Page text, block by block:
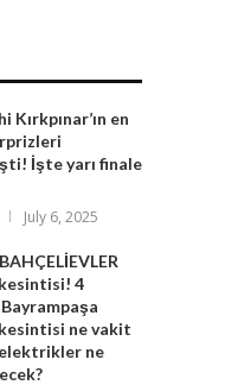
Kırkpınar’ın en
İşte yarı finale
July 6, 2025
4
ne vakit
ne